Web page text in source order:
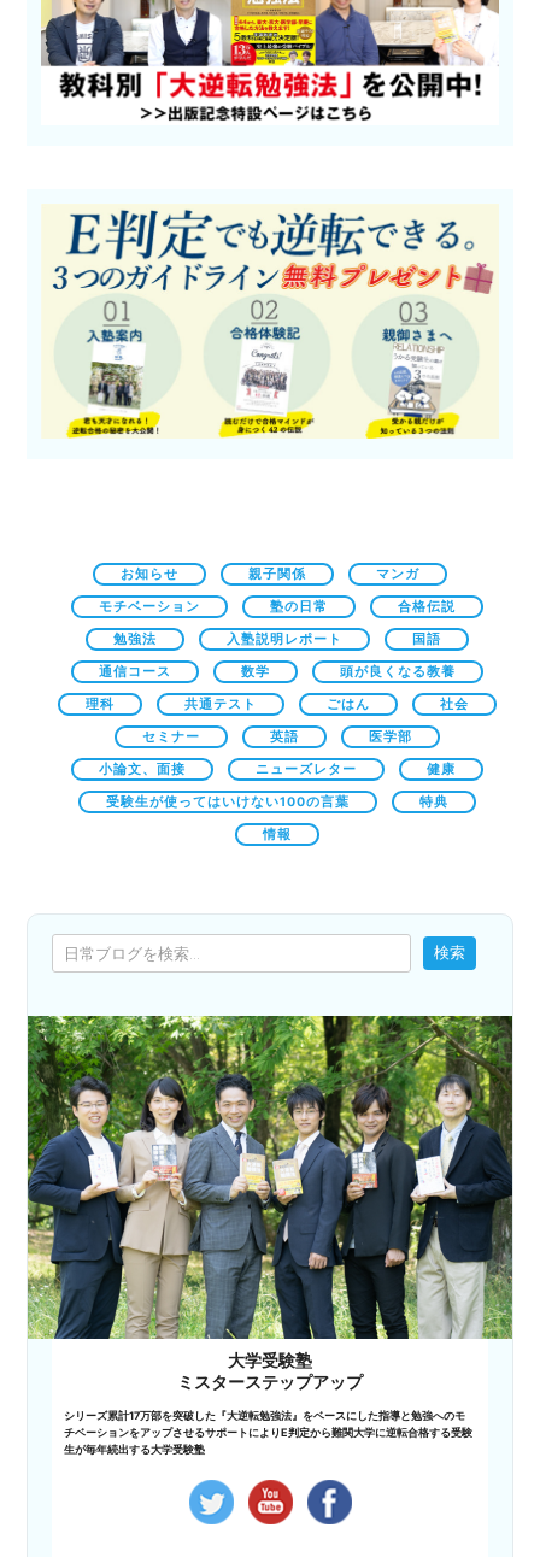
お知らせ 親子関係 マンガ
モチベーション 塾の日常 合格伝説
勉強法 入塾説明レポート 国語
通信コース 数学 頭が良くなる教養
理科 共通テスト ごはん 社会
セミナー 英語 医学部
小論文、面接 ニューズレター 健康
受験生が使ってはいけない100の言葉 特典
情報
検索
検索
大学受験塾
ミスターステップアップ
シリーズ累計17万部を突破した『大逆転勉強法』をベースにした指導と勉強へのモ
チベーションをアップさせるサポートによりE判定から難関大学に逆転合格する受験
生が毎年続出する大学受験塾